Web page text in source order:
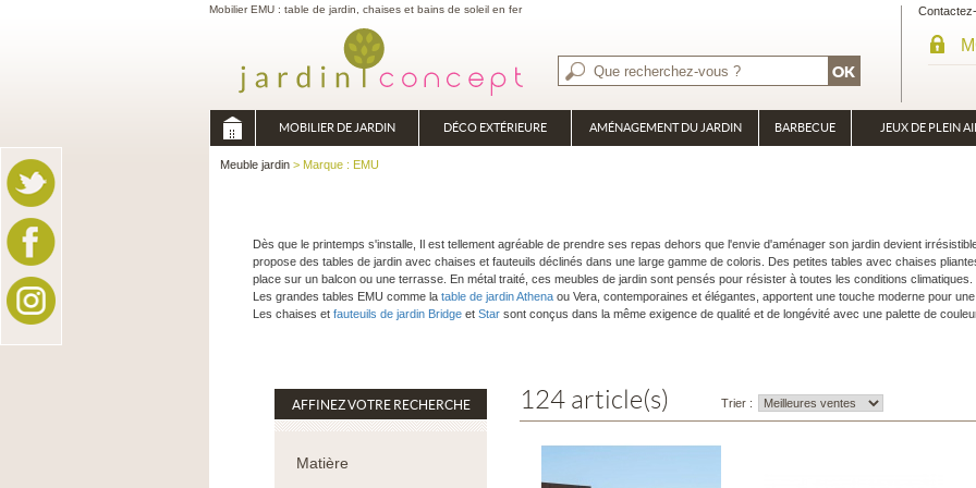
Mobilier EMU : table de jardin, chaises et bains de soleil en fer
MOBILIER DE JARDIN DÉCO EXTÉRIEURE AMÉNAGEMENT DU JARDIN BARBECUE JEUX DE PLEIN
Meuble jardin > Marque : EMU
Dès que le printemps s'installe, Il est tellement agréable de prendre ses repas dehors que l'envie d'aménager son jardin devient
propose des tables de jardin avec chaises et fauteuils déclinés dans une large gamme de coloris. Des petites tables avec chaises
place sur un balcon ou une terrasse. En métal traité, ces meubles de jardin sont pensés pour résister à toutes les conditions climatiques.
Les grandes tables EMU comme la table de jardin Athena ou Vera, contemporaines et élégantes, apportent une touche moderne pour
Les chaises et fauteuils de jardin Bridge et Star sont conçus dans la même exigence de qualité et de longévité avec une palette de
AFFINEZ VOTRE RECHERCHE
Matière
124 article(s) Trier :